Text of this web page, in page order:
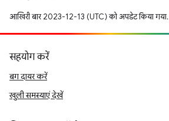
आखिरी बार 2023-12-13 (UTC) को अपडेट किया गया.
सहयोग करें
बग दायर करें
खुली समस्याएं देखें